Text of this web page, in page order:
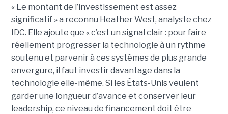
« Le montant de l’investissement est assez
significatif » a reconnu Heather West, analyste chez
IDC. Elle ajoute que « c’est un signal clair : pour faire
réellement progresser la technologie à un rythme
soutenu et parvenir à ces systèmes de plus grande
envergure, il faut investir davantage dans la
technologie elle-même. Si les États-Unis veulent
garder une longueur d’avance et conserver leur
leadership, ce niveau de financement doit être